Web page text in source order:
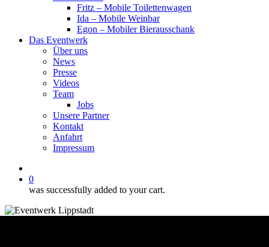
Fritz – Mobile Toilettenwagen
Ida – Mobile Weinbar
Egon – Mobiler Bierausschank
Das Eventwerk
Über uns
News
Presse
Videos
Team
Jobs
Unsere Partner
Kontakt
Anfahrt
Impressum
0
was successfully added to your cart.